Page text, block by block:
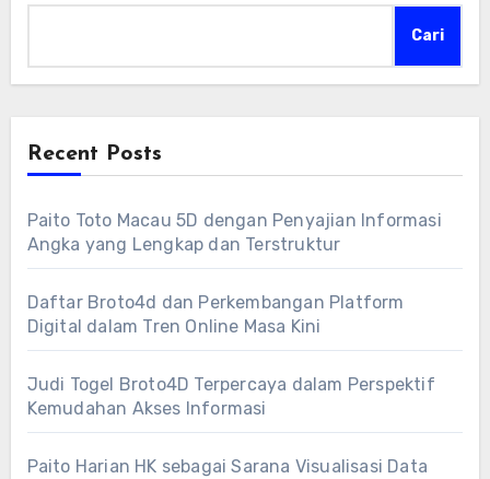
Cari
Recent Posts
Paito Toto Macau 5D dengan Penyajian Informasi
Angka yang Lengkap dan Terstruktur
Daftar Broto4d dan Perkembangan Platform
Digital dalam Tren Online Masa Kini
Judi Togel Broto4D Terpercaya dalam Perspektif
Kemudahan Akses Informasi
Paito Harian HK sebagai Sarana Visualisasi Data